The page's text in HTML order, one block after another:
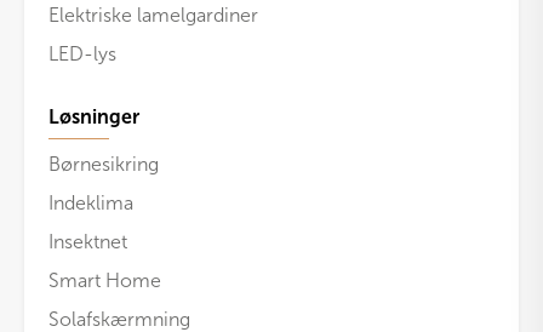
Elektriske lamelgardiner
LED-lys
Løsninger
Børnesikring
Indeklima
Insektnet
Smart Home
Solafskærmning